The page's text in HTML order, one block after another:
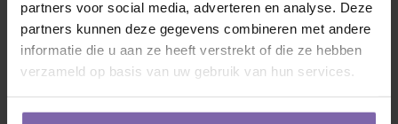
partners voor social media, adverteren en analyse. Deze
partners kunnen deze gegevens combineren met andere
informatie die u aan ze heeft verstrekt of die ze hebben
verzameld op basis van uw gebruik van hun services.
olijfwilg bekend om zijn geurende bloemen.
Hoewel hij mediterraan oogt, is deze boom
verrassend winterhard. En niet te vergeten: hij is ook
de kust.